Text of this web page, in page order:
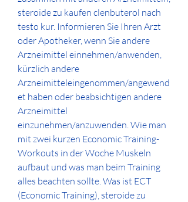
steroide zu kaufen clenbuterol nach
testo kur. Informieren Sie Ihren Arzt
oder Apotheker, wenn Sie andere
Arzneimittel einnehmen/anwenden,
kürzlich andere
Arzneimitteleingenommen/angewend
et haben oder beabsichtigen andere
Arzneimittel
einzunehmen/anzuwenden. Wie man
mit zwei kurzen Economic Training-
Workouts in der Woche Muskeln
aufbaut und was man beim Training
alles beachten sollte. Was ist ECT
(Economic Training), steroide zu